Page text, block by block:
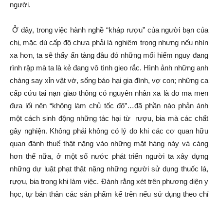
người.
Ở đây, trong việc hành nghề “kháp rượu” của người bạn của
chị, mặc dù cấp độ chưa phải là nghiêm trọng nhưng nếu nhìn
xa hơn, ta sẽ thấy ẩn tàng đâu đó những mối hiểm nguy đang
rình rập mà ta là kẻ đang vô tình gieo rắc. Hình ảnh những anh
chàng say xỉn vật vờ, sống báo hại gia đình, vợ con; những ca
cấp cứu tai nạn giao thông có nguyên nhân xa là do ma men
đưa lối nên “không làm chủ tốc độ”…đã phần nào phản ánh
một cách sinh động những tác hại từ rượu, bia mà các chất
gây nghiện. Không phải không có lý do khi các cơ quan hữu
quan đánh thuế thật nặng vào những mặt hàng này và càng
hơn thế nữa, ở một số nước phát triển người ta xây dựng
những dự luật phạt thật nặng những người sử dụng thuốc lá,
rựợu, bia trong khi làm việc. Đành rằng xét trên phương diện y
học, tự bản thân các sản phẩm kể trên nếu sử dụng theo chỉ